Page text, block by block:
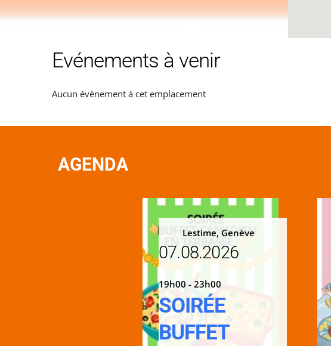
Evénements à venir
Aucun évènement à cet emplacement
AGENDA
Lestime, Genève
07.08.2026
19h00 - 23h00
SOIRÉE
BUFFET